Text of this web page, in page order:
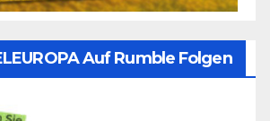
Auf Rumble Folgen